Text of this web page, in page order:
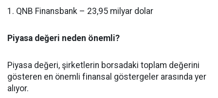
1. QNB Finansbank – 23,95 milyar dolar
Piyasa değeri neden önemli?
Piyasa değeri, şirketlerin borsadaki toplam değerini
gösteren en önemli finansal göstergeler arasında yer
alıyor.